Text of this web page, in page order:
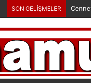
SON GELİŞMELER